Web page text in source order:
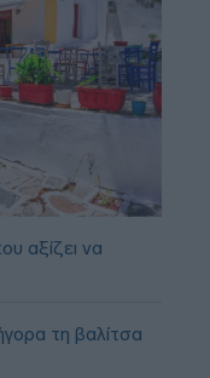
αξίζει να
τη βαλίτσα